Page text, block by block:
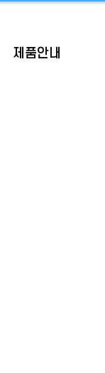
제품안내